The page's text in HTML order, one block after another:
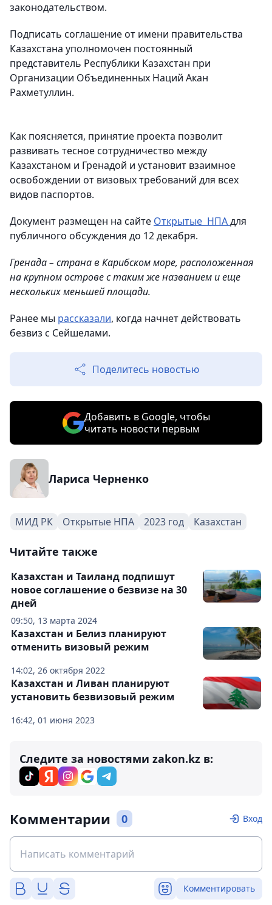
законодательством.
Подписать соглашение от имени правительства
Казахстана уполномочен постоянный
представитель Республики Казахстан при
Организации Объединенных Наций Акан
Рахметуллин.
Как поясняется, принятие проекта позволит
развивать тесное сотрудничество между
Казахстаном и Гренадой и установит взаимное
освобождении от визовых требований для всех
видов паспортов.
Документ размещен на сайте Открытые НПАдля
публичного обсуждения до 12 декабря.
Гренада – страна в Карибском море, расположенная
на крупном острове с таким же названием и еще
нескольких меньшей площади.
Ранее мы рассказали, когда начнет действовать
безвиз с Сейшелами.
Поделитесь новостью
Добавить в Google, чтобы
читать новости первым
Лариса Черненко
МИД РК Открытые НПА 2023 год Казахстан
Читайте также
09:50, 13 марта 2024
Казахстан и Таиланд подпишут
новое соглашение о безвизе на 30
дней
14:02, 26 октября 2022
Казахстан и Белиз планируют
отменить визовый режим
16:42, 01 июня 2023
Казахстан и Ливан планируют
установить безвизовый режим
Следите за новостями zakon.kz в:
Комментарии 0 Вход
Комментировать